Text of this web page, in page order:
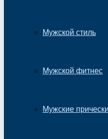
Мужской стиль
Мужской фитнес
Мужские прически